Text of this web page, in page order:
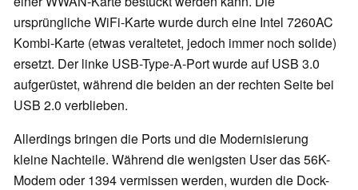
ursprüngliche WiFi-Karte wurde durch eine Intel 7260AC
Kombi-Karte (etwas veraltetet, jedoch immer noch solide)
ersetzt. Der linke USB-Type-A-Port wurde auf USB 3.0
aufgerüstet, während die beiden an der rechten Seite bei
USB 2.0 verblieben.
Allerdings bringen die Ports und die Modernisierung
kleine Nachteile. Während die wenigsten User das 56K-
Modem oder 1394 vermissen werden, wurden die Dock-